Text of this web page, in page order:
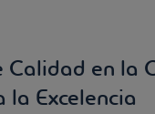
en la
la Excelencia